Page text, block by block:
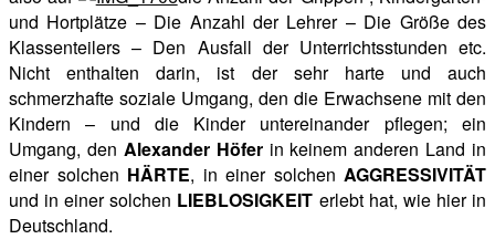
und Hortplätze – Die Anzahl der Lehrer – Die Größe des
Klassenteilers – Den Ausfall der Unterrichtsstunden etc.
Nicht enthalten darin, ist der sehr harte und auch
schmerzhafte soziale Umgang, den die Erwachsene mit den
Kindern – und die Kinder untereinander pflegen; ein
Umgang, den Alexander Höferin keinem anderen Land in
einer solchen HÄRTE, in einer solchen AGGRESSIVITÄT
und in einer solchen LIEBLOSIGKEIT erlebt hat, wie hier in
Deutschland.